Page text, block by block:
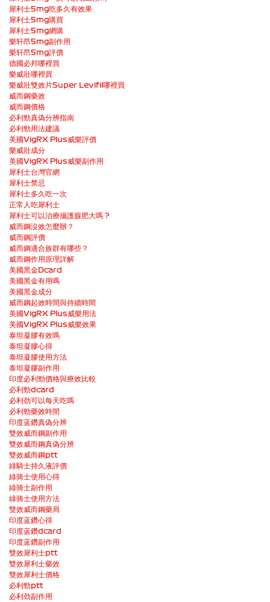
犀利士5mg吃多久有效果
犀利士5mg購買
犀利士5mg網購
樂轩昂5mg副作用
樂轩昂5mg評價
德國必邦哪裡買
樂威壯哪裡買
樂威壯雙效片Super Levifil哪裡買
威而鋼藥效
威而鋼價格
必利勁真偽分辨指南
必利勁用法建議
美國VigRX Plus威樂評價
樂威壯成分
美國VigRX Plus威樂副作用
犀利士台灣官網
犀利士禁忌
犀利士多久吃一次
正常人吃犀利士
犀利士可以治療攝護腺肥大嗎 ?
威而鋼沒效怎麼辦？
威而鋼評價
威而鋼適合族群有哪些？
威而鋼作用原理詳解
美國黑金Dcard
美國黑金有用嗎
美國黑金成分
威而鋼起效時間與持續時間
美國VigRX Plus威樂用法
美國VigRX Plus威樂效果
泰坦凝膠有效嗎
泰坦凝膠心得
泰坦凝膠使用方法
泰坦凝膠副作用
印度必利勁價格與療效比較
必利勁dcard
必利劲可以每天吃嗎
必利勁藥效時間
印度蓝鑽真偽分辨
雙效威而鋼副作用
雙效威而鋼真偽分辨
雙效威而鋼ptt
綠騎士持久液評價
綠骑士使用心得
綠骑士副作用
綠骑士使用方法
雙效威而鋼藥局
印度蓝鑽心得
印度蓝鑽dcard
印度蓝鑽副作用
雙效犀利士ptt
雙效犀利士藥效
雙效犀利士價格
必利勁ptt
必利劲副作用